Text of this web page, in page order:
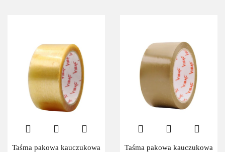
Taśma pakowa kauczukowa
Taśma pakowa kauczukowa